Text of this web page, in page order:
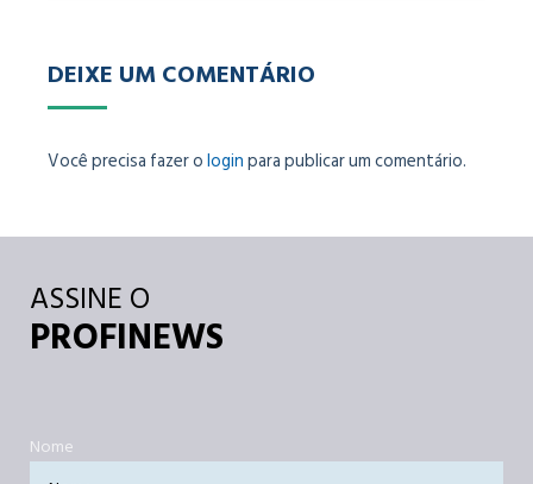
DEIXE UM COMENTÁRIO
Você precisa fazer ologinpara publicar um comentário.
ASSINE O
PROFINEWS
Nome